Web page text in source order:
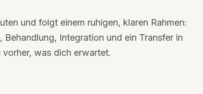
und folgt einem ruhigen, klaren Rahmen:
Behandlung, Integration und ein Transfer in
was dich erwartet.